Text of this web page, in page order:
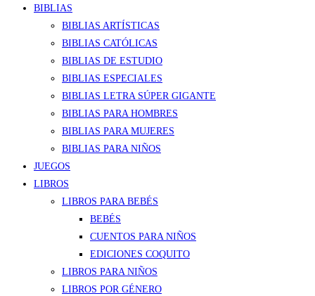
BIBLIAS
BIBLIAS ARTÍSTICAS
BIBLIAS CATÓLICAS
BIBLIAS DE ESTUDIO
BIBLIAS ESPECIALES
BIBLIAS LETRA SÚPER GIGANTE
BIBLIAS PARA HOMBRES
BIBLIAS PARA MUJERES
BIBLIAS PARA NIÑOS
JUEGOS
LIBROS
LIBROS PARA BEBÉS
BEBÉS
CUENTOS PARA NIÑOS
EDICIONES COQUITO
LIBROS PARA NIÑOS
LIBROS POR GÉNERO